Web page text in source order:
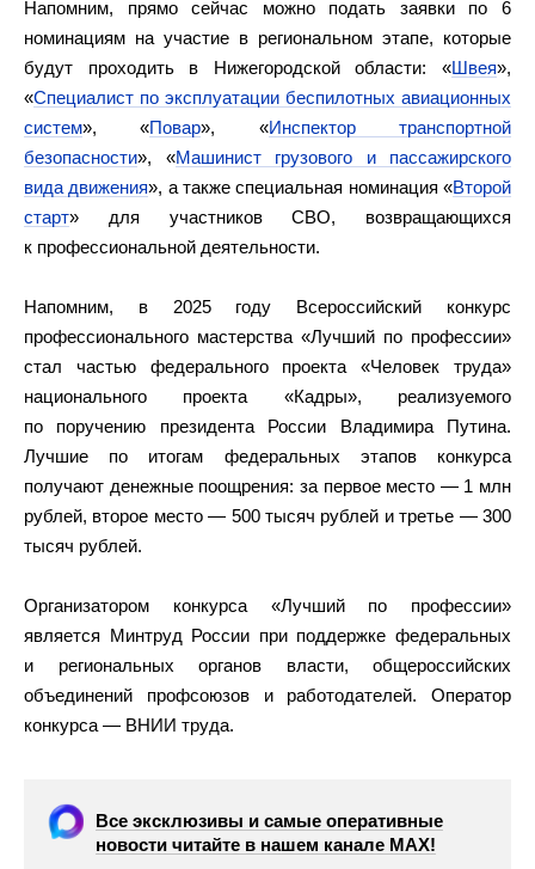
Напомним, прямо сейчас можно подать заявки по 6
номинациям на участие в региональном этапе, которые
будут проходить в Нижегородской области: «Швея»,
«Специалист по эксплуатации беспилотных авиационных
систем», «Повар», «Инспектор транспортной
безопасности», «Машинист грузового и пассажирского
вида движения», а также специальная номинация «Второй
старт» для участников СВО, возвращающихся
к профессиональной деятельности.
Напомним, в 2025 году Всероссийский конкурс
профессионального мастерства «Лучший по профессии»
стал частью федерального проекта «Человек труда»
национального проекта «Кадры», реализуемого
по поручению президента России Владимира Путина.
Лучшие по итогам федеральных этапов конкурса
получают денежные поощрения: за первое место — 1 млн
рублей, второе место — 500 тысяч рублей и третье — 300
тысяч рублей.
Организатором конкурса «Лучший по профессии»
является Минтруд России при поддержке федеральных
и региональных органов власти, общероссийских
объединений профсоюзов и работодателей. Оператор
конкурса — ВНИИ труда.
Все эксклюзивы и самые оперативные
новости читайте в нашем канале МАХ!